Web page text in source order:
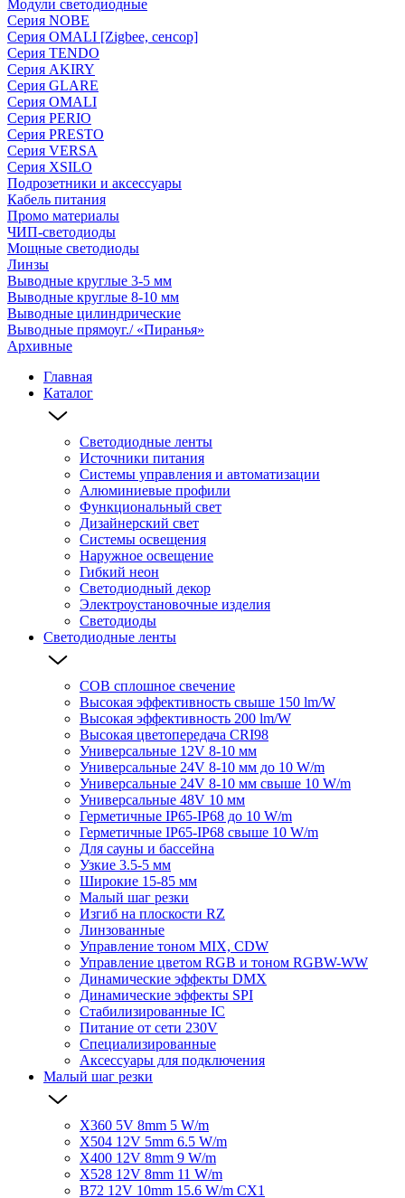
Модули светодиодные
Серия NOBE
Серия OMALI [Zigbee, сенсор]
Серия TENDO
Серия AKIRY
Серия GLARE
Серия OMALI
Серия PERIO
Серия PRESTO
Серия VERSA
Серия XSILO
Подрозетники и аксессуары
Кабель питания
Промо материалы
ЧИП-светодиоды
Мощные светодиоды
Линзы
Выводные круглые 3-5 мм
Выводные круглые 8-10 мм
Выводные цилиндрические
Выводные прямоуг./ «Пиранья»
Архивные
Главная
Каталог
Светодиодные ленты
Источники питания
Системы управления и автоматизации
Алюминиевые профили
Функциональный свет
Дизайнерский свет
Системы освещения
Наружное освещение
Гибкий неон
Светодиодный декор
Электроустановочные изделия
Светодиоды
Светодиодные ленты
COB сплошное свечение
Высокая эффективность свыше 150 lm/W
Высокая эффективность 200 lm/W
Высокая цветопередача CRI98
Универсальные 12V 8-10 мм
Универсальные 24V 8-10 мм до 10 W/m
Универсальные 24V 8-10 мм свыше 10 W/m
Универсальные 48V 10 мм
Герметичные IP65-IP68 до 10 W/m
Герметичные IP65-IP68 свыше 10 W/m
Для сауны и бассейна
Узкие 3.5-5 мм
Широкие 15-85 мм
Малый шаг резки
Изгиб на плоскости RZ
Линзованные
Управление тоном MIX, CDW
Управление цветом RGB и тоном RGBW-WW
Динамические эффекты DMX
Динамические эффекты SPI
Стабилизированные IC
Питание от сети 230V
Специализированные
Аксессуары для подключения
Малый шаг резки
X360 5V 8mm 5 W/m
X504 12V 5mm 6.5 W/m
X400 12V 8mm 9 W/m
X528 12V 8mm 11 W/m
B72 12V 10mm 15.6 W/m CX1